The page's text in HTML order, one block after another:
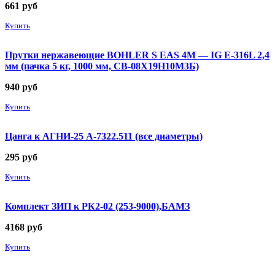
661 руб
Купить
Прутки нержавеющие BOHLER S EAS 4M — IG E-316L 2,4
мм (пачка 5 кг, 1000 мм, СВ-08Х19Н10М3Б)
940 руб
Купить
Цанга к АГНИ-25 А-7322.511 (все диаметры)
295 руб
Купить
Комплект ЗИП к РК2-02 (253-9000),БАМЗ
4168 руб
Купить